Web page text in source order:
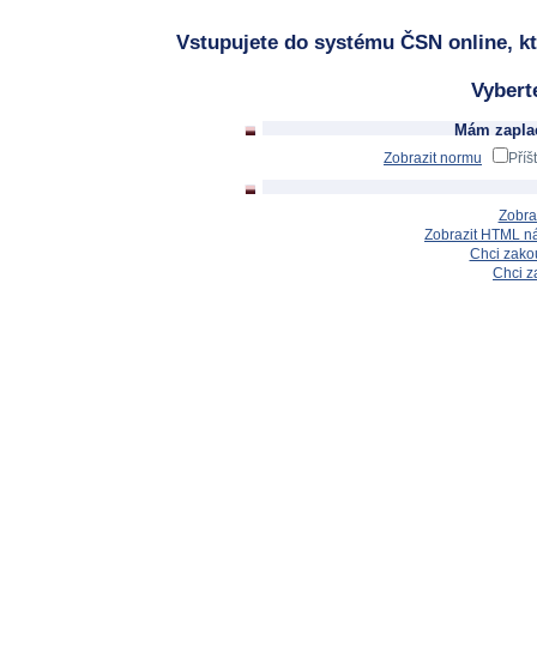
Vstupujete do systému ČSN online,
Mám
Zobrazit normu
Zobrazit HTML
Chci
Chci